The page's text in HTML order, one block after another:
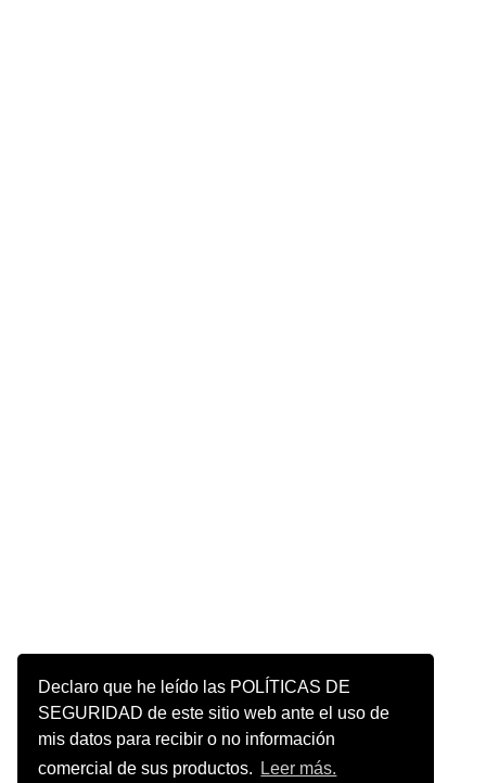
Declaro que he leído las POLÍTICAS DE
SEGURIDAD de este sitio web ante el uso de
mis datos para recibir o no información
comercial de sus productos.
Leer más.